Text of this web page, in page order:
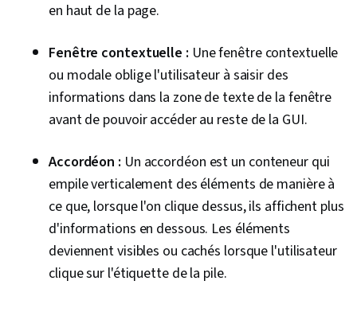
en haut de la page.
Fenêtre contextuelle : Une fenêtre contextuelle
ou modale oblige l'utilisateur à saisir des
informations dans la zone de texte de la fenêtre
avant de pouvoir accéder au reste de la GUI.
Accordéon : Un accordéon est un conteneur qui
empile verticalement des éléments de manière à
ce que, lorsque l'on clique dessus, ils affichent plus
d'informations en dessous. Les éléments
deviennent visibles ou cachés lorsque l'utilisateur
clique sur l'étiquette de la pile.